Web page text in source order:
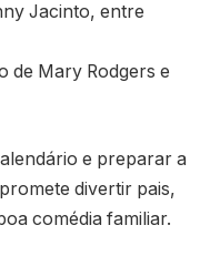
Jacinto, entre
de Mary Rodgers e
e preparar a
divertir pais,
comédia familiar.